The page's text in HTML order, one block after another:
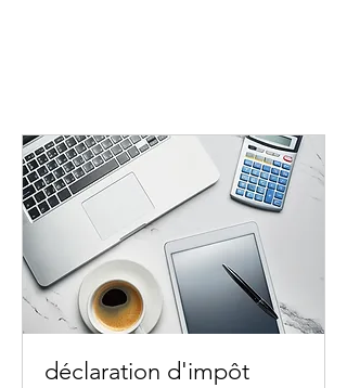
déclaration d'impôt